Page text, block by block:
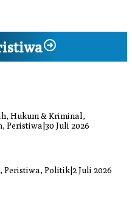
Hukum & Kriminal,
Peristiwa 30 Juli 2026
Peristiwa, Politik|2 Juli 2026